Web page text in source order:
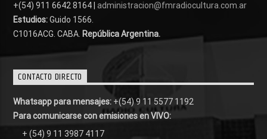
+(54) 911 6642 8164 | administracion@fmradiocultura.com.ar
Estudios:Guido 1566.
C1016ACG. CABA. República Argentina.
CONTACTO DIRECTO
Whatsapp para mensajes: +(54) 9 11 5577 1192
Para comunicarse con emisiones en VIVO:
+ (54) 9 11 3987 4117